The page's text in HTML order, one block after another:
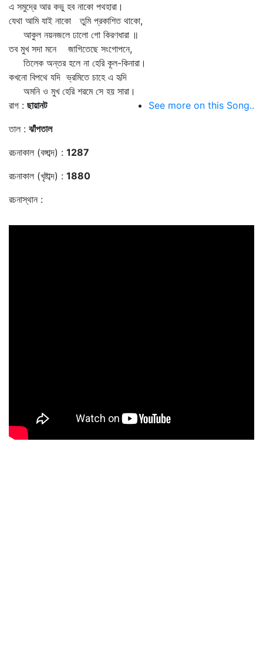
এ সমুদ্রে আর কভু হব নাকো পথহারা।
যেথা আমি যাই নাকো তুমি প্রকাশিত থাকো,
আকুল নয়নজলে ঢালো গো কিরণধারা ॥
তব মুখ সদা মনে জাগিতেছে সংগোপনে,
তিলেক অন্তর হলে না হেরি কূল-কিনারা।
কখনো বিপথে যদি ভ্রমিতে চাহে এ হৃদি
অমনি ও মুখ হেরি শরমে সে হয় সারা।
রাগ : ছায়ানট
তাল : ঝাঁপতাল
রচনাকাল (বঙ্গাব্দ) : 1287
রচনাকাল (খৃষ্টাব্দ) : 1880
রচনাস্থান :
See more on this Song..